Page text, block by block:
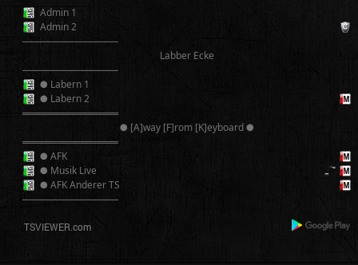
Admin 1
Admin 2
──────────
Labber Ecke
──────────
● Labern 1
● Labern 2
══════════
● [A]way [F]rom [K]eyboard ●
══════════
● AFK
● Musik Live
● AFK Anderer TS
──────────